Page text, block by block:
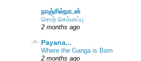
நாஞ்சில்நாடன்
சொற் செம்மாப்பு
2 months ago
Payana...
Where the Ganga is Born
2 months ago